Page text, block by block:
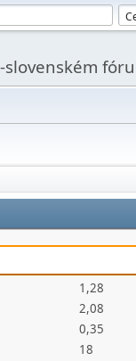
1,28
2,08
0,35
18